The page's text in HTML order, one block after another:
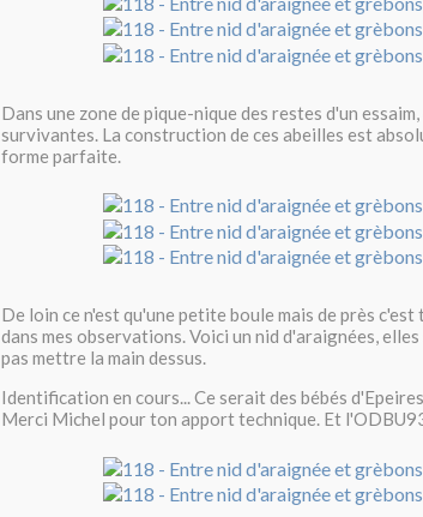
Dans une zone de pique-nique des restes d'un
survivantes. La construction de ces abeilles est
forme parfaite.
De loin ce n'est qu'une petite boule mais de près
dans mes observations. Voici un nid d'araignées,
pas mettre la main dessus.
Identification en cours... Ce serait des bébés
Merci Michel pour ton apport technique. Et